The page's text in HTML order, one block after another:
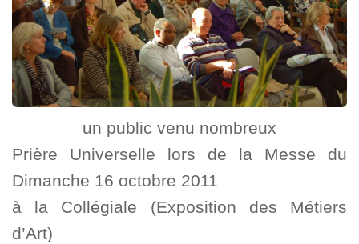
un public venu nombreux
Prière Universelle lors de la Messe du
Dimanche 16 octobre 2011
à la Collégiale (Exposition des Métiers
d’Art)